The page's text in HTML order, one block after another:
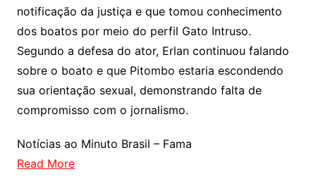
notificação da justiça e que tomou conhecimento
dos boatos por meio do perfil Gato Intruso.
Segundo a defesa do ator, Erlan continuou falando
sobre o boato e que Pitombo estaria escondendo
sua orientação sexual, demonstrando falta de
compromisso com o jornalismo.
Notícias ao Minuto Brasil – Fama
Read More